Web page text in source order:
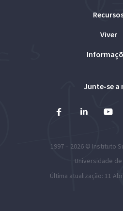
Viver
Junte-se a
1997 – 2026 © Instituto
Universidade
Última atualização: 11